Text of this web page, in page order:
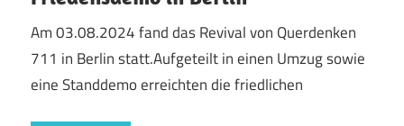
Am 03.08.2024 fand das Revival von Querdenken
711 in Berlin statt.Aufgeteilt in einen Umzug sowie
eine Standdemo erreichten die friedlichen